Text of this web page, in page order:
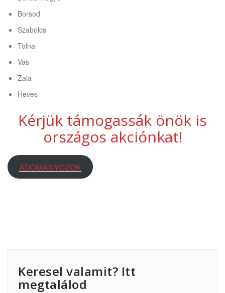
Borsod
Szabolcs
Tolna
Vas
Zala
Heves
Kérjük támogassák önök is
országos akciónkat!
ADOMÁNYOZOK
Keresel valamit? Itt
megtalálod